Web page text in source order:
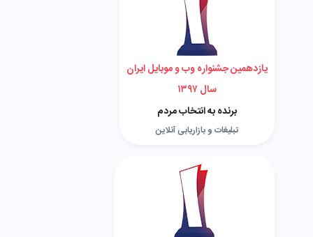
یازدهمین جشنواره وب و موبایل ایران
سال ۱۳۹۷
برنده به انتخاب مردم
تبلیغات و بازاریابی آنلاین